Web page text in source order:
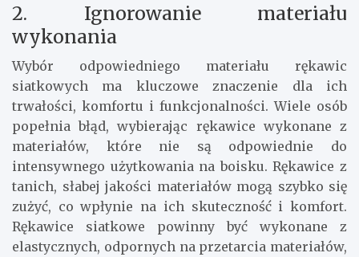
2. Ignorowanie materiału
wykonania
Wybór odpowiedniego materiału rękawic
siatkowych ma kluczowe znaczenie dla ich
trwałości, komfortu i funkcjonalności. Wiele osób
popełnia błąd, wybierając rękawice wykonane z
materiałów, które nie są odpowiednie do
intensywnego użytkowania na boisku. Rękawice z
tanich, słabej jakości materiałów mogą szybko się
zużyć, co wpłynie na ich skuteczność i komfort.
Rękawice siatkowe powinny być wykonane z
elastycznych, odpornych na przetarcia materiałów,